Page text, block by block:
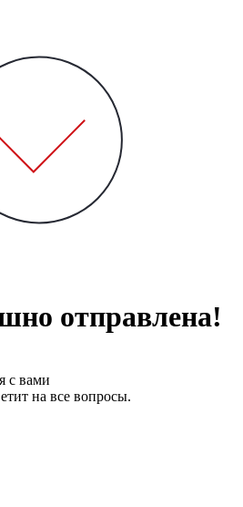
отправлена!
с вами
на все вопросы.